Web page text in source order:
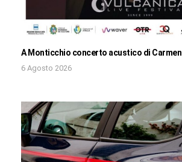
A Monticchio concerto acustico di
6 Agosto 2026